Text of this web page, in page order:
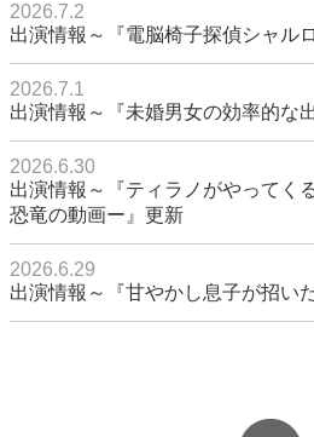
2026.7.2
出演情報～『電脳椅子探偵シャル
2026.7.1
出演情報～『未婚男女の効率的な
2026.6.30
出演情報～『ティラノがやってく
恐竜の動画ー』更新
2026.6.29
出演情報～『甘やかし息子が招い